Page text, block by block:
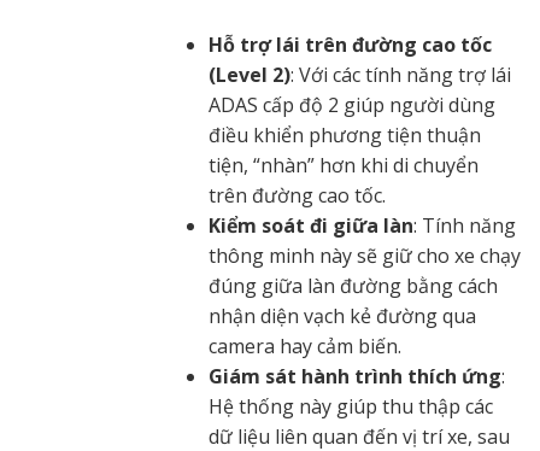
Hỗ trợ lái trên đường cao tốc
(Level 2): Với các tính năng trợ lái
ADAS cấp độ 2 giúp người dùng
điều khiển phương tiện thuận
tiện, “nhàn” hơn khi di chuyển
trên đường cao tốc.
Kiểm soát đi giữa làn: Tính năng
thông minh này sẽ giữ cho xe chạy
đúng giữa làn đường bằng cách
nhận diện vạch kẻ đường qua
camera hay cảm biến.
Giám sát hành trình thích ứng:
Hệ thống này giúp thu thập các
dữ liệu liên quan đến vị trí xe, sau